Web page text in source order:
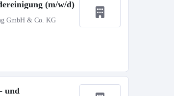
(m/w/d)
GmbH & Co. KG
und